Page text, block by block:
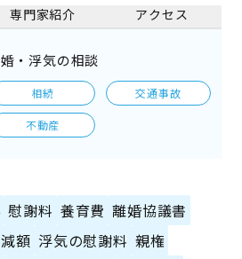
専門家紹介 アクセス
・浮気の相談
相続 交通事故
不動産
慰謝料 養育費 離婚協議書
額 浮気の慰謝料 親権